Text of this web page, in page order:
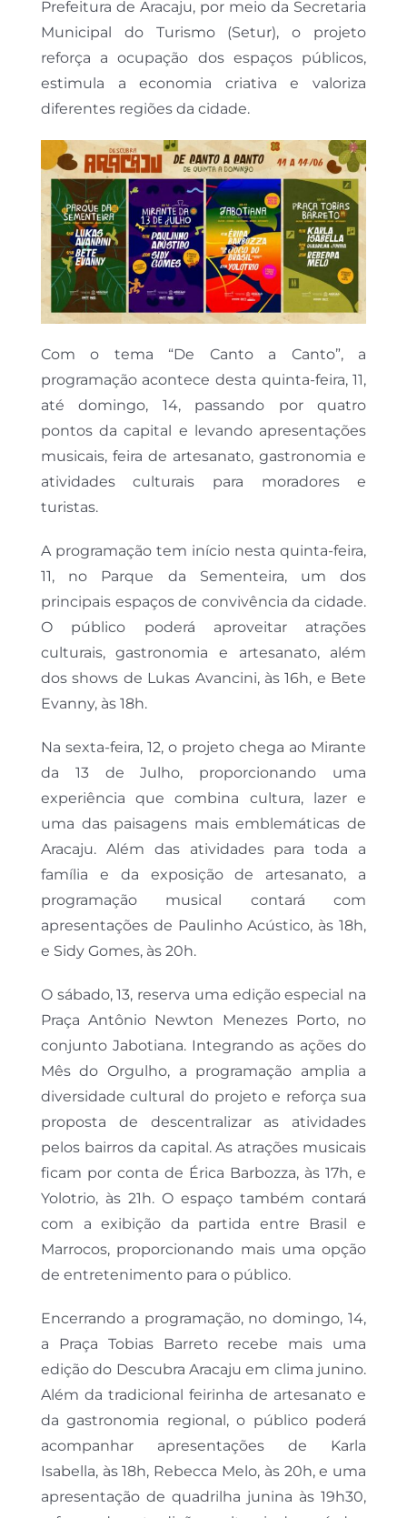
Prefeitura de Aracaju, por meio da Secretaria
Municipal do Turismo (Setur), o projeto
reforça a ocupação dos espaços públicos,
estimula a economia criativa e valoriza
diferentes regiões da cidade.
Com o tema “De Canto a Canto”, a
programação acontece desta quinta-feira, 11,
até domingo, 14, passando por quatro
pontos da capital e levando apresentações
musicais, feira de artesanato, gastronomia e
atividades culturais para moradores e
turistas.
A programação tem início nesta quinta-feira,
11, no Parque da Sementeira, um dos
principais espaços de convivência da cidade.
O público poderá aproveitar atrações
culturais, gastronomia e artesanato, além
dos shows de Lukas Avancini, às 16h, e Bete
Evanny, às 18h.
Na sexta-feira, 12, o projeto chega ao Mirante
da 13 de Julho, proporcionando uma
experiência que combina cultura, lazer e
uma das paisagens mais emblemáticas de
Aracaju. Além das atividades para toda a
família e da exposição de artesanato, a
programação musical contará com
apresentações de Paulinho Acústico, às 18h,
e Sidy Gomes, às 20h.
O sábado, 13, reserva uma edição especial na
Praça Antônio Newton Menezes Porto, no
conjunto Jabotiana. Integrando as ações do
Mês do Orgulho, a programação amplia a
diversidade cultural do projeto e reforça sua
proposta de descentralizar as atividades
pelos bairros da capital. As atrações musicais
ficam por conta de Érica Barbozza, às 17h, e
Yolotrio, às 21h. O espaço também contará
com a exibição da partida entre Brasil e
Marrocos, proporcionando mais uma opção
de entretenimento para o público.
Encerrando a programação, no domingo, 14,
a Praça Tobias Barreto recebe mais uma
edição do Descubra Aracaju em clima junino.
Além da tradicional feirinha de artesanato e
da gastronomia regional, o público poderá
acompanhar apresentações de Karla
Isabella, às 18h, Rebecca Melo, às 20h, e uma
apresentação de quadrilha junina às 19h30,